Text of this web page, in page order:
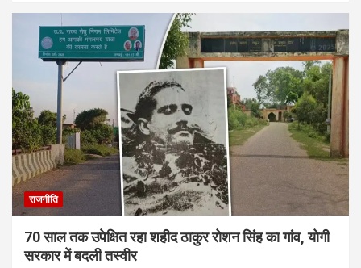
राजनीति
70 साल तक उपेक्षित रहा शहीद ठाकुर रोशन सिंह का गांव, योगी
सरकार में बदली तस्वीर